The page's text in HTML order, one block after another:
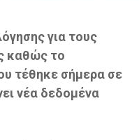
για τους
καθώς το
τέθηκε σήμερα σε
νέα δεδομένα